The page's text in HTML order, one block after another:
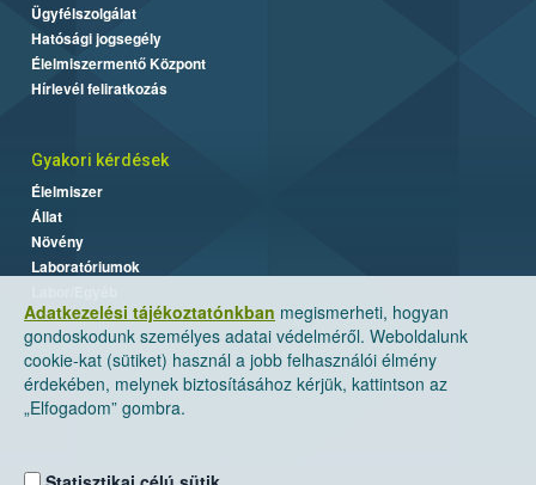
Adatkezelési tájékoztatónkban megismerheti, hogyan
gondoskodunk személyes adatai védelméről. Weboldalunk
cookie-kat (sütiket) használ a jobb felhasználói élmény
érdekében, melynek biztosításához kérjük, kattintson az
„Elfogadom” gombra.
Ügyfélszolgálat
Hatósági jogsegély
Élelmiszermentő Központ
Hírlevél feliratkozás
Gyakori kérdések
Élelmiszer
Állat
Növény
Laboratóriumok